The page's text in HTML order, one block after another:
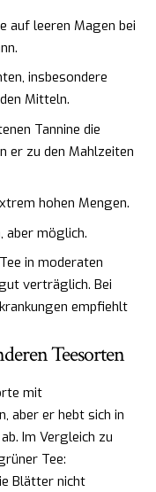
auf leeren Magen bei
insbesondere
Mitteln.
Tannine die
er zu den Mahlzeiten
hohen Mengen.
aber möglich.
in moderaten
verträglich. Bei
empfiehlt
Teesorten
mit
aber er hebt sich in
Im Vergleich zu
Tee:
Blätter nicht